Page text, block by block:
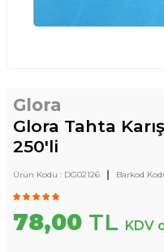
Glora Tahta
250'li
Glora
Ürün Kodu : DG02126 | Barkod
78,00 TL KDV